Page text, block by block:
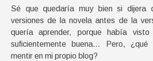
Sé que quedaría muy bien si dijera
versiones de la novela antes de la
quería aprender, porque había
suficientemente buena… Pero, ¿qué
mentir en mi propio blog?